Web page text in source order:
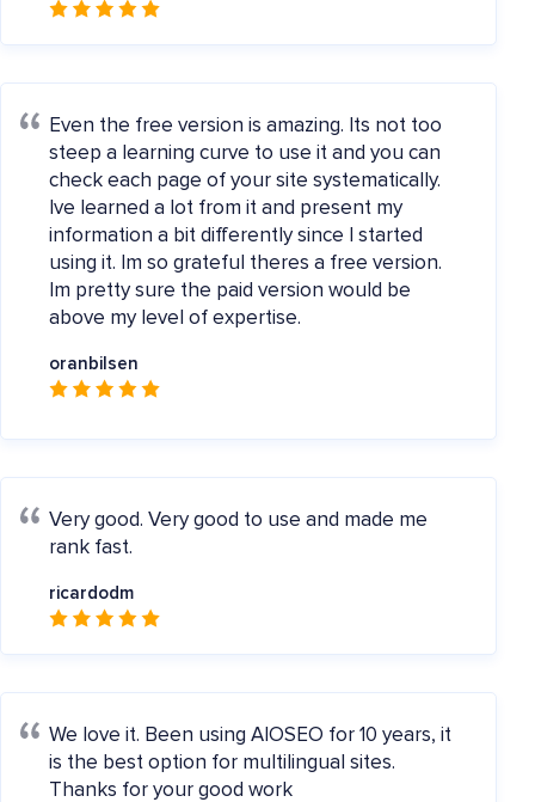
Even the free version is amazing. Its not too
steep a learning curve to use it and you can
check each page of your site systematically.
Ive learned a lot from it and present my
information a bit differently since I started
using it. Im so grateful theres a free version.
Im pretty sure the paid version would be
above my level of expertise.
oranbilsen
Very good. Very good to use and made me
rank fast.
ricardodm
We love it. Been using AIOSEO for 10 years, it
is the best option for multilingual sites.
Thanks for your good work